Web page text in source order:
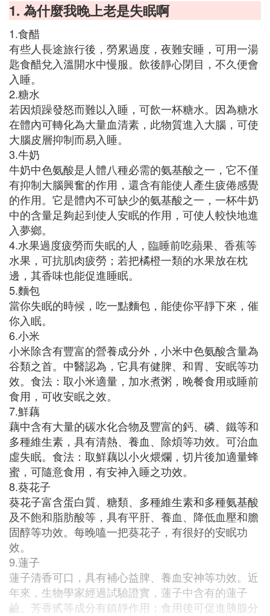
1. 為什麼我晚上老是失眠啊
1.食醋
有些人長途旅行後，勞累過度，夜難安睡，可用一湯
匙食醋兌入溫開水中慢服。飲後靜心閉目，不久便會
入睡。
2.糖水
若因煩躁發怒而難以入睡，可飲一杯糖水。因為糖水
在體內可轉化為大量血清素，此物質進入大腦，可使
大腦皮層抑制而易入睡。
3.牛奶
牛奶中色氨酸是人體八種必需的氨基酸之一，它不僅
有抑制大腦興奮的作用，還含有能使人產生疲倦感覺
的作用。它是體內不可缺少的氨基酸之一，一杯牛奶
中的含量足夠起到使人安眠的作用，可使人較快地進
入夢鄉。
4.水果過度疲勞而失眠的人，臨睡前吃蘋果、香蕉等
水果，可抗肌肉疲勞；若把橘橙一類的水果放在枕
邊，其香味也能促進睡眠。
5.麵包
當你失眠的時候，吃一點麵包，能使你平靜下來，催
你入眠。
6.小米
小米除含有豐富的營養成分外，小米中色氨酸含量為
谷類之首。中醫認為，它具有健脾、和胃、安眠等功
效。食法：取小米適量，加水煮粥，晚餐食用或睡前
食用，可收安眠之效。
7.鮮藕
藕中含有大量的碳水化合物及豐富的鈣、磷、鐵等和
多種維生素，具有清熱、養血、除煩等功效。可治血
虛失眠。食法：取鮮藕以小火煨爛，切片後加適量蜂
蜜，可隨意食用，有安神入睡之功效。
8.葵花子
葵花子富含蛋白質、糖類、多種維生素和多種氨基酸
及不飽和脂肪酸等，具有平肝、養血、降低血壓和膽
固醇等功效。每晚嗑一把葵花子，有很好的安眠功
效。
9.蓮子
蓮子清香可口，具有補心益脾、養血安神等功效。近
年來，生物學家經過試驗證實，蓮子中含有的蓮子
鹼、芳香甙等成分有鎮靜作用；食用後可促進胰腺分